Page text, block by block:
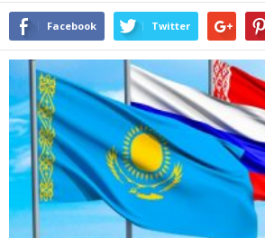
Facebook Twitter